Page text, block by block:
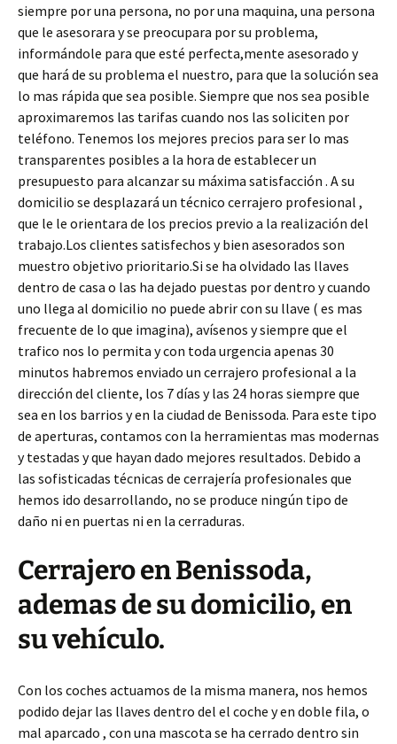
siempre por una persona, no por una maquina, una persona
que le asesorara y se preocupara por su problema,
informándole para que esté perfecta,mente asesorado y
que hará de su problema el nuestro, para que la solución sea
lo mas rápida que sea posible. Siempre que nos sea posible
aproximaremos las tarifas cuando nos las soliciten por
teléfono. Tenemos los mejores precios para ser lo mas
transparentes posibles a la hora de establecer un
presupuesto para alcanzar su máxima satisfacción . A su
domicilio se desplazará un técnico cerrajero profesional ,
que le le orientara de los precios previo a la realización del
trabajo.Los clientes satisfechos y bien asesorados son
muestro objetivo prioritario.Si se ha olvidado las llaves
dentro de casa o las ha dejado puestas por dentro y cuando
uno llega al domicilio no puede abrir con su llave ( es mas
frecuente de lo que imagina), avísenos y siempre que el
trafico nos lo permita y con toda urgencia apenas 30
minutos habremos enviado un cerrajero profesional a la
dirección del cliente, los 7 días y las 24 horas siempre que
sea en los barrios y en la ciudad de Benissoda. Para este tipo
de aperturas, contamos con la herramientas mas modernas
y testadas y que hayan dado mejores resultados. Debido a
las sofisticadas técnicas de cerrajería profesionales que
hemos ido desarrollando, no se produce ningún tipo de
daño ni en puertas ni en la cerraduras.
Cerrajero en Benissoda,
ademas de su domicilio, en
su vehículo.
Con los coches actuamos de la misma manera, nos hemos
podido dejar las llaves dentro del el coche y en doble fila, o
mal aparcado , con una mascota se ha cerrado dentro sin